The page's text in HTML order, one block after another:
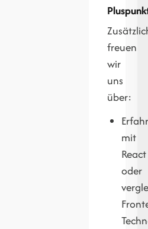
freuen
wir
uns
über:
mit
React
oder